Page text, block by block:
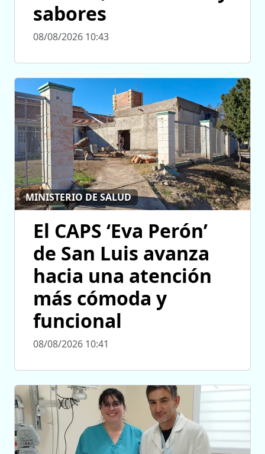
sabores
08/08/2026 10:43
MINISTERIO DE SALUD
El CAPS ‘Eva Perón’
de San Luis avanza
hacia una atención
más cómoda y
funcional
08/08/2026 10:41